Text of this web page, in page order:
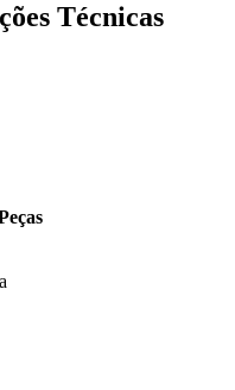
Técnicas